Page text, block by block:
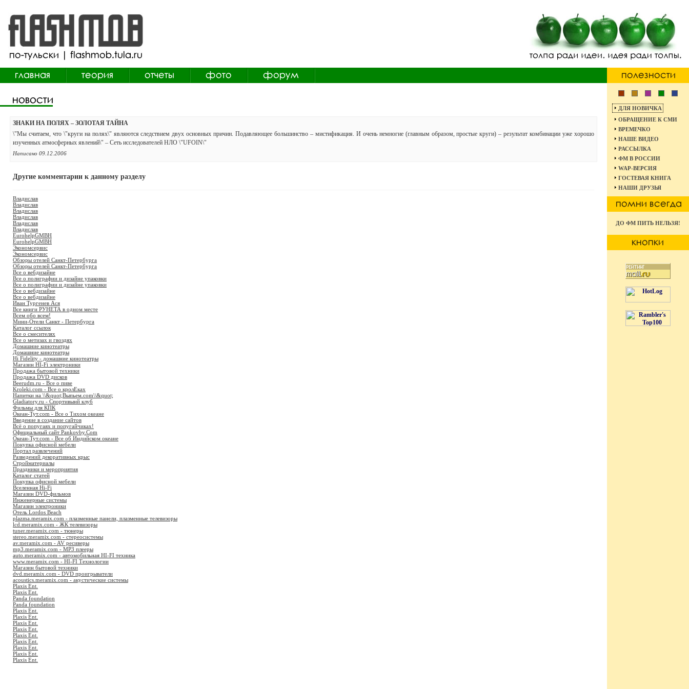
ЗНАКИ НА ПОЛЯХ – ЗОЛОТАЯ ТАЙНА
\"Мы считаем, что \"круги на полях\" являются следствием двух основных причин. Подавляющее большинство – мистификация. И очень немногие (главным образом, простые круги) – результат комбинации уже хорошо
изученных атмосферных явлений\" – Сеть исследователей НЛО \"UFOIN\"
Написано 09.12.2006
Другие комментарии к данному разделу
Владислав
Владислав
Владислав
Владислав
Владислав
Владислав
EurohelpGMBH
EurohelpGMBH
Экономсервис
Экономсервис
Обзоры отелей Санкт-Петербурга
Обзоры отелей Санкт-Петербурга
Все о вебдизайне
Все о полиграфии и дизайне упаковки
Все о полиграфии и дизайне упаковки
Все о вебдизайне
Все о вебдизайне
Иван Тургенев Ася
Все книги РУНЕТА в одном месте
Всем обо всем!
Мини-Отели Санкт - Петербурга
Каталог ссылок
Все о смесителях
Все о метизах и гвоздях
Домашние кинотеатры
Домашние кинотеатры
Hi Fidelity - домашние кинотеатры
Магазин HI-Fi электроники
Продажа бытовой техники
Продажа DVD дисков
Beerudm.ru - Все о пиве
Kroleki.com - Все о кролЕках
Напитки на \\&quot;Выпьем.com\\&quot;
Gladiatory.ru - Спортивынй клуб
Фильмы для КПК
Океан-Тут.com - Все о Тихом океане
Введение в создание сайтов
Всё о попугаях и попугайчиках!
Официальный сайт Pankovby.Com
Океан-Тут.com - Все об Индийском океане
Покупка офисной мебели
Портал развлечений
Разведений декоративных крыс
Стройматериалы
Праздники и мероприятия
Каталог статей
Покупка офисной мебели
Вселенная Hi-Fi
Магазин DVD-фильмов
Инженерные системы
Магазин электроники
Отель Lordos Beach
plazma.meramix.com - плазменные панели, плазменные телевизоры
lcd.meramix.com - ЖК телевизоры
tuner.meramix.com - тюнеры
stereo.meramix.com - стереосистемы
av.meramix.com - AV ресиверы
mp3.meramix.com - MP3 плееры
auto.meramix.com - автомобильная HI-FI техника
www.meramix.com - HI-FI Технологии
Магазин бытовой техники
dvd.meramix.com - DVD проигрыватели
acoustics.meramix.com - акустические системы
Plaxis Ent.
Plaxis Ent.
Panda foundation
Panda foundation
Plaxis Ent.
Plaxis Ent.
Plaxis Ent.
Plaxis Ent.
Plaxis Ent.
Plaxis Ent.
Plaxis Ent.
Plaxis Ent.
Plaxis Ent.
ДЛЯ НОВИЧКА
ОБРАЩЕНИЕ К СМИ
ВРЕМЕЧКО
НАШЕ ВИДЕО
РАССЫЛКА
ФМ В РОССИИ
WAP-ВЕРСИЯ
ГОСТЕВАЯ КНИГА
НАШИ ДРУЗЬЯ
ДО ФМ ПИТЬ НЕЛЬЗЯ!